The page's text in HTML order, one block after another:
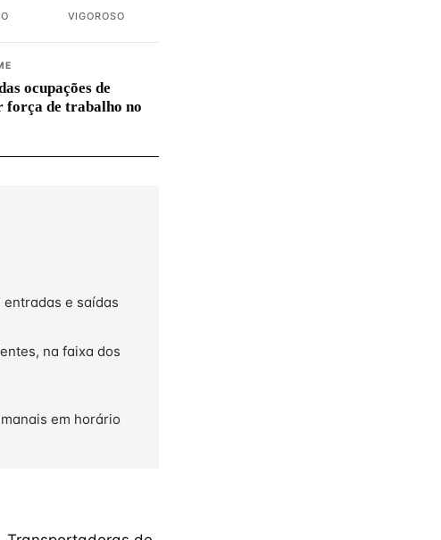
VIGOROSO
ocupações de
força de trabalho no
e saídas
na faixa dos
em horário